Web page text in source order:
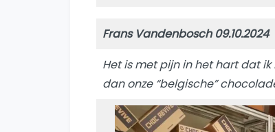
Frans Vandenbosch 09.10.2024
Het is met pijn in het hart dat
dan onze “belgische”